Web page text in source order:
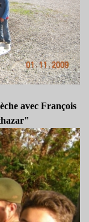
avec François